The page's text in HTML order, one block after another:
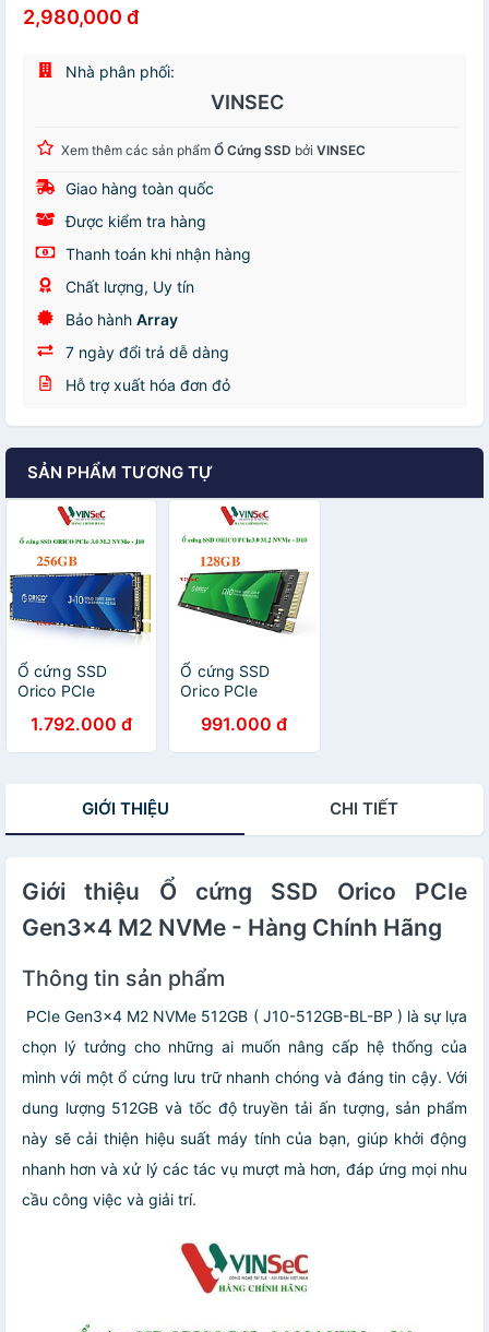
2,980,000 đ
Nhà phân phối:
VINSEC
Xem thêm các sản phẩm Ổ Cứng SSD bởi VINSEC
Giao hàng toàn quốc
Được kiểm tra hàng
Thanh toán khi nhận hàng
Chất lượng, Uy tín
Bảo hành Array
7 ngày đổi trả dễ dàng
Hỗ trợ xuất hóa đơn đỏ
SẢN PHẨM TƯƠNG TỰ
Ổ cứng SSD
Orico PCIe
NVMe 256GB -
Hàng Chính Hãng
1.792.000 đ
Ổ cứng SSD
Orico PCIe
NVMe - Hàng
Chính Hãng
991.000 đ
GIỚI THIỆU CHI TIẾT
Giới thiệu Ổ cứng SSD Orico PCIe
Gen3x4 M2 NVMe - Hàng Chính Hãng
Thông tin sản phẩm
PCIe Gen3x4 M2 NVMe 512GB ( J10-512GB-BL-BP ) là sự lựa
chọn lý tưởng cho những ai muốn nâng cấp hệ thống của
mình với một ổ cứng lưu trữ nhanh chóng và đáng tin cậy. Với
dung lượng 512GB và tốc độ truyền tải ấn tượng, sản phẩm
này sẽ cải thiện hiệu suất máy tính của bạn, giúp khởi động
nhanh hơn và xử lý các tác vụ mượt mà hơn, đáp ứng mọi nhu
cầu công việc và giải trí.